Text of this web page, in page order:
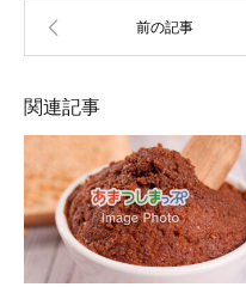
関連記事